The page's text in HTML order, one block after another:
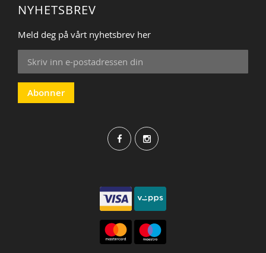
NYHETSBREV
Meld deg på vårt nyhetsbrev her
Sign
Up
for
Our
Newsletter:
Abonner